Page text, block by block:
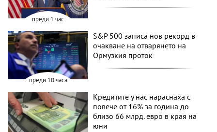
преди 1 час
преди 10 часа
S&P 500 записа нов рекорд в
очакване на отварянето на
Ормузкия проток
Кредитите у нас нараснаха с
повече от 16% за година до
близо 66 млрд. евро в края на
юни